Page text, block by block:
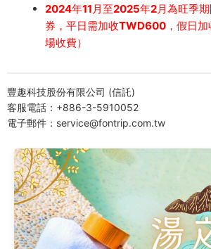
2024年11月至2025年2月為旺季
券，平日需加收TWD600，假日
場收費）
豐趣科技股份有限公司 (信託)
客服電話：+886-3-5910052
電子郵件：service@fontrip.com.tw